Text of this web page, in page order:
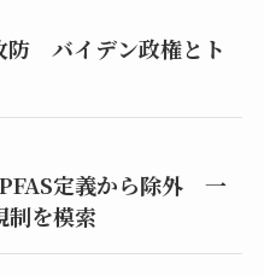
防 バイデン政権とト
定義から除外 一
制を模索